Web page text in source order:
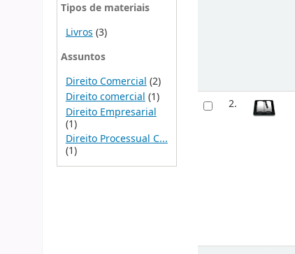
Tipos de materiais
Livros (3)
Assuntos
Direito Comercial (2)
Direito comercial (1)
Direito Empresarial
(1)
Direito Processual C...
(1)
2.